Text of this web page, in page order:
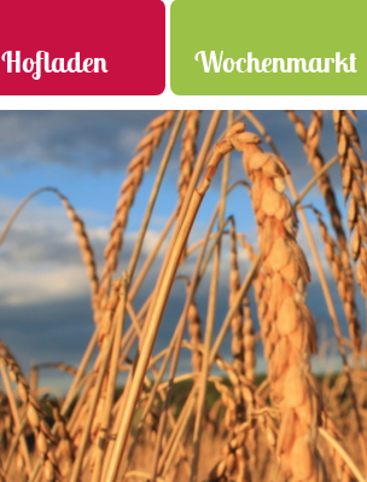
Hofladen Wochenmarkt